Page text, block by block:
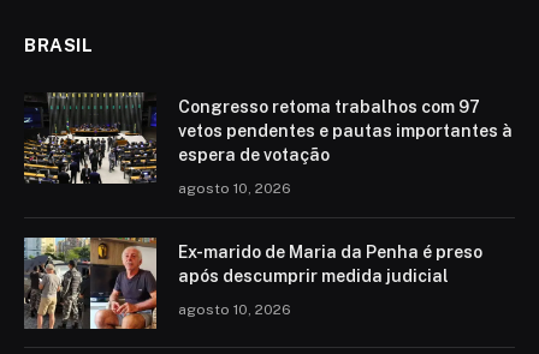
BRASIL
Congresso retoma trabalhos com 97
vetos pendentes e pautas importantes à
espera de votação
agosto 10, 2026
Ex-marido de Maria da Penha é preso
após descumprir medida judicial
agosto 10, 2026